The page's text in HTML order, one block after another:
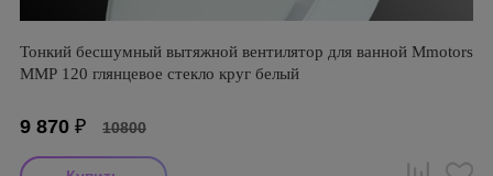
Тонкий бесшумный вытяжной вентилятор для ванной Mmotors
ММР 120 глянцевое стекло круг белый
9 870 ₽ 10800